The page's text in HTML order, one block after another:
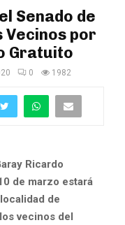
Senado de
Vecinos por
Gratuito
0 1982
Ricardo
de marzo estará
de
vecinos del